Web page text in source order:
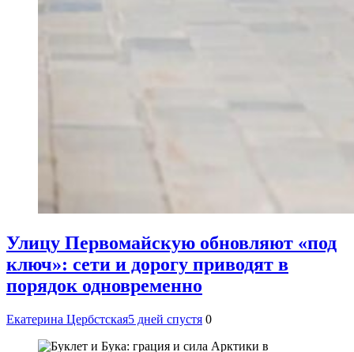
Улицу Первомайскую обновляют «под
ключ»: сети и дорогу приводят в
порядок одновременно
Екатерина Цербстская5 дней спустя 0